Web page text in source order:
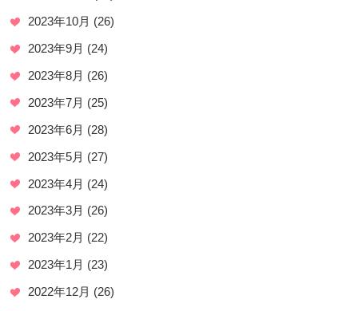
2023年10月 (26)
2023年9月 (24)
2023年8月 (26)
2023年7月 (25)
2023年6月 (28)
2023年5月 (27)
2023年4月 (24)
2023年3月 (26)
2023年2月 (22)
2023年1月 (23)
2022年12月 (26)